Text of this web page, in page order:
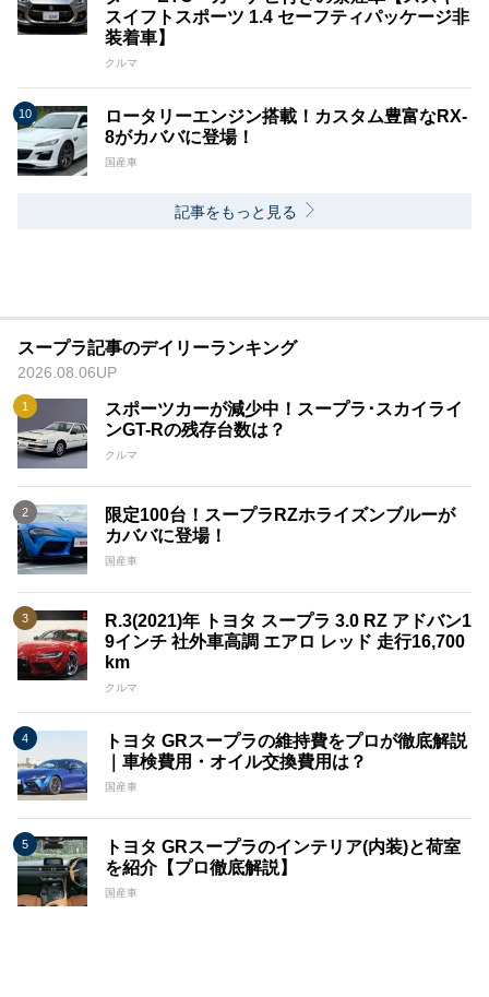
スイフトスポーツ 1.4 セーフティパッケージ非
装着車】
クルマ
ロータリーエンジン搭載！カスタム豊富なRX-
8がカババに登場！
国産車
記事をもっと見る
スープラ記事のデイリーランキング
2026.08.06UP
スポーツカーが減少中！スープラ･スカイライ
ンGT-Rの残存台数は？
クルマ
限定100台！スープラRZホライズンブルーが
カババに登場！
国産車
R.3(2021)年 トヨタ スープラ 3.0 RZ アドバン1
9インチ 社外車高調 エアロ レッド 走行16,700
km
クルマ
トヨタ GRスープラの維持費をプロが徹底解説
｜車検費用・オイル交換費用は？
国産車
トヨタ GRスープラのインテリア(内装)と荷室
を紹介【プロ徹底解説】
国産車